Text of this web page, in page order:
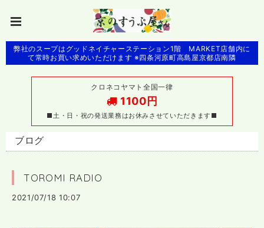
弊社のスープはグッドネイチャーステーション1階 MARKET店舗内に
て常時お買い求めいただけます ※四条河原町高島屋京都店南隣
クロネコヤマト全国一律
1100円
■土・日・祝の発送業務はお休みさせていただきます■
ブログ
TOROMI RADIO
2021/07/18 10:07